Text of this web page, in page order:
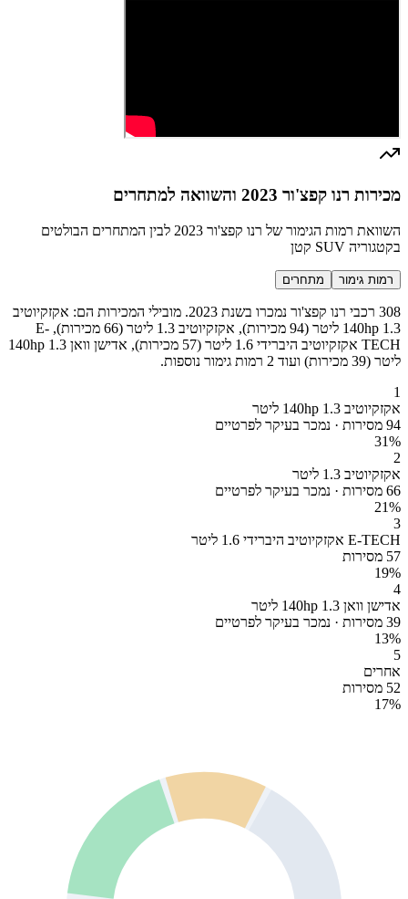
מכירות רנו קפצ'ור 2023 והשוואה למתחרים
השוואת רמות הגימור של רנו קפצ'ור 2023 לבין המתחרים הבולטים
בקטגוריה SUV קטן
רמות גימור מתחרים
308 רכבי רנו קפצ'ור נמכרו בשנת 2023. מובילי המכירות הם: אקזקיוטיב
140hp 1.3 ליטר (94 מכירות), אקזקיוטיב 1.3 ליטר (66 מכירות), E-
TECH אקזקיוטיב היברידי 1.6 ליטר (57 מכירות), אדישן וואן 140hp 1.3
ליטר (39 מכירות) ועוד 2 רמות גימור נוספות.
1
אקזקיוטיב 140hp 1.3 ליטר
94 מסירות · נמכר בעיקר לפרטיים
31%
2
אקזקיוטיב 1.3 ליטר
66 מסירות · נמכר בעיקר לפרטיים
21%
3
E-TECH אקזקיוטיב היברידי 1.6 ליטר
57 מסירות
19%
4
אדישן וואן 140hp 1.3 ליטר
39 מסירות · נמכר בעיקר לפרטיים
13%
5
אחרים
52 מסירות
17%